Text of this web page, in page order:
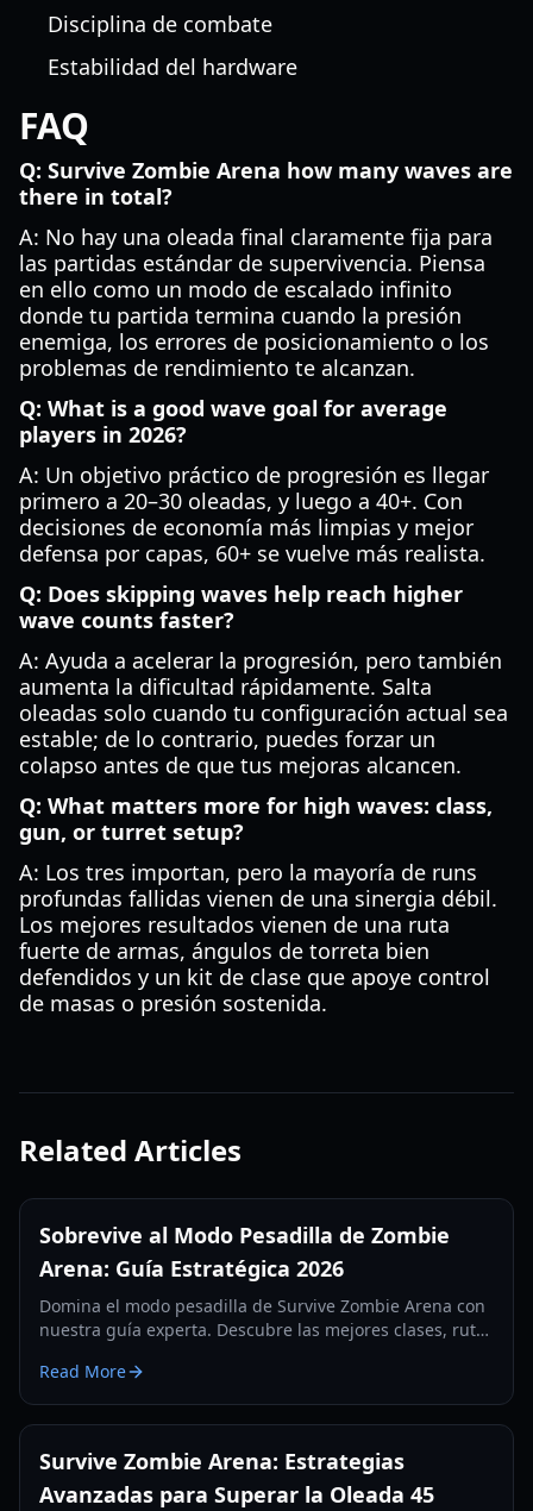
Disciplina de combate
Estabilidad del hardware
FAQ
Q: Survive Zombie Arena how many waves are
there in total?
A: No hay una oleada final claramente fija para
las partidas estándar de supervivencia. Piensa
en ello como un modo de escalado infinito
donde tu partida termina cuando la presión
enemiga, los errores de posicionamiento o los
problemas de rendimiento te alcanzan.
Q: What is a good wave goal for average
players in 2026?
A: Un objetivo práctico de progresión es llegar
primero a 20–30 oleadas, y luego a 40+. Con
decisiones de economía más limpias y mejor
defensa por capas, 60+ se vuelve más realista.
Q: Does skipping waves help reach higher
wave counts faster?
A: Ayuda a acelerar la progresión, pero también
aumenta la dificultad rápidamente. Salta
oleadas solo cuando tu configuración actual sea
estable; de lo contrario, puedes forzar un
colapso antes de que tus mejoras alcancen.
Q: What matters more for high waves: class,
gun, or turret setup?
A: Los tres importan, pero la mayoría de runs
profundas fallidas vienen de una sinergia débil.
Los mejores resultados vienen de una ruta
fuerte de armas, ángulos de torreta bien
defendidos y un kit de clase que apoye control
de masas o presión sostenida.
Related Articles
Sobrevive al Modo Pesadilla de Zombie
Arena: Guía Estratégica 2026
Domina el modo pesadilla de Survive Zombie Arena con
nuestra guía experta. Descubre las mejores clases, rutas
altas en 2026.
Read More
Survive Zombie Arena: Estrategias
Avanzadas para Superar la Oleada 45